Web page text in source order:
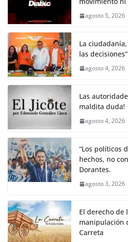
b
o
o
k
A
p
n
er
agosto 5, 2026
La
las
agosto 4, 2026
Las
maldita duda!
agosto 4, 2026
“Los políticos
hechos, no
Dorantes.
agosto 3, 2026
El derecho de
manipulación
Carreta